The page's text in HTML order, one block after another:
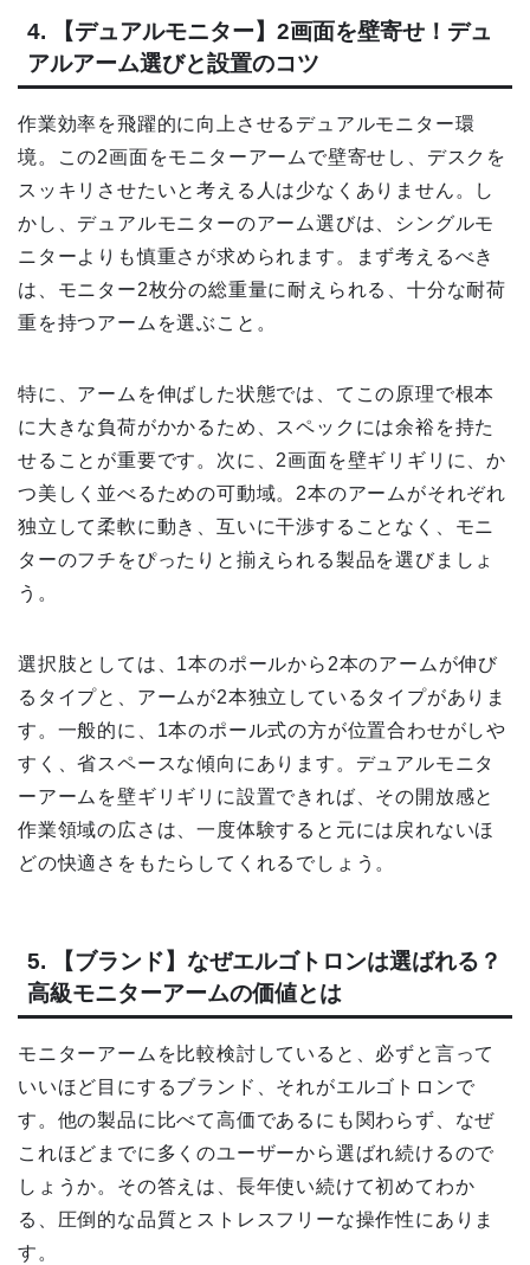
4. 【デュアルモニター】2画面を壁寄せ！デュ
アルアーム選びと設置のコツ
作業効率を飛躍的に向上させるデュアルモニター環
境。この2画面をモニターアームで壁寄せし、デスクを
スッキリさせたいと考える人は少なくありません。し
かし、デュアルモニターのアーム選びは、シングルモ
ニターよりも慎重さが求められます。まず考えるべき
は、モニター2枚分の総重量に耐えられる、十分な耐荷
重を持つアームを選ぶこと。
特に、アームを伸ばした状態では、てこの原理で根本
に大きな負荷がかかるため、スペックには余裕を持た
せることが重要です。次に、2画面を壁ギリギリに、か
つ美しく並べるための可動域。2本のアームがそれぞれ
独立して柔軟に動き、互いに干渉することなく、モニ
ターのフチをぴったりと揃えられる製品を選びましょ
う。
選択肢としては、1本のポールから2本のアームが伸び
るタイプと、アームが2本独立しているタイプがありま
す。一般的に、1本のポール式の方が位置合わせがしや
すく、省スペースな傾向にあります。デュアルモニタ
ーアームを壁ギリギリに設置できれば、その開放感と
作業領域の広さは、一度体験すると元には戻れないほ
どの快適さをもたらしてくれるでしょう。
5. 【ブランド】なぜエルゴトロンは選ばれる？
高級モニターアームの価値とは
モニターアームを比較検討していると、必ずと言って
いいほど目にするブランド、それがエルゴトロンで
す。他の製品に比べて高価であるにも関わらず、なぜ
これほどまでに多くのユーザーから選ばれ続けるので
しょうか。その答えは、長年使い続けて初めてわか
る、圧倒的な品質とストレスフリーな操作性にありま
す。